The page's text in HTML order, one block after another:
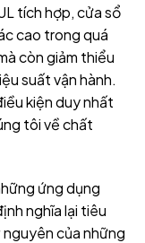
tích hợp, cửa sổ
cao trong quá
còn giảm thiểu
suất vận hành.
kiện duy nhất
tôi về chất
ứng dụng
nghĩa lại tiêu
của những